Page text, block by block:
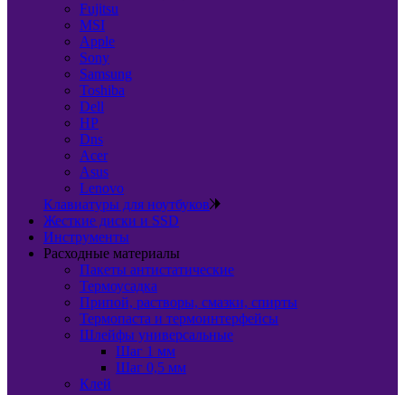
Fujitsu
MSI
Apple
Sony
Samsung
Toshiba
Dell
HP
Dns
Acer
Asus
Lenovo
Клавиатуры для ноутбуков
Жесткие диски и SSD
Инструменты
Расходные материалы
Пакеты антистатические
Термоусадка
Припой, растворы, смазки, спирты
Термопаста и термоинтерфейсы
Шлейфы универсальные
Шаг 1 мм
Шаг 0,5 мм
Клей